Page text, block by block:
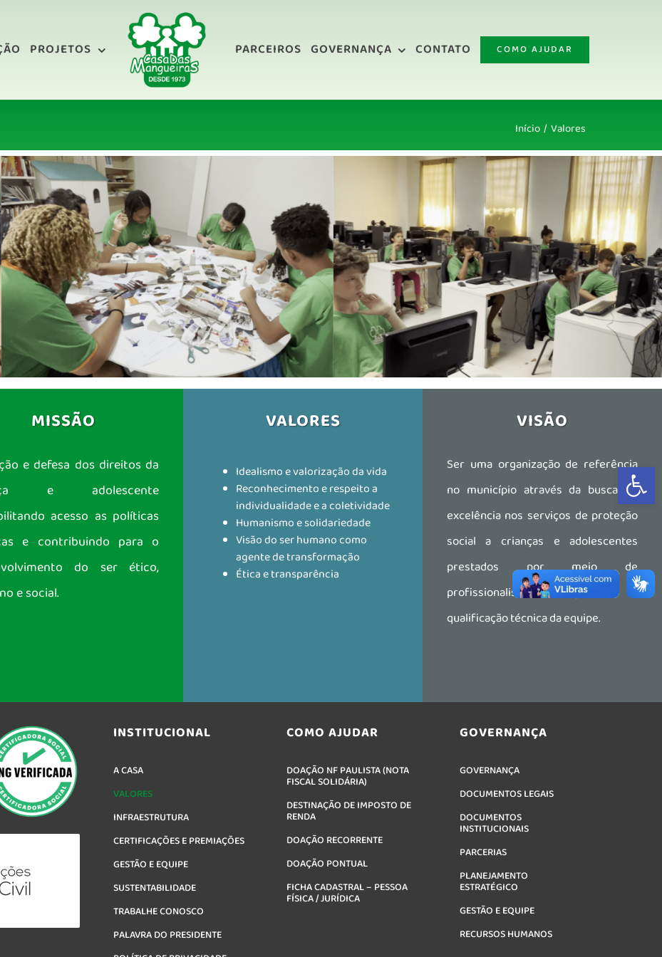
Abrir a
PROJETOS PARCEIROS GOVERNANÇA CONTATO COMO AJUDAR
Início Valores
MISSÃO
e defesa dos direitos da
e adolescente
acesso as políticas
e contribuindo para o
do ser ético,
e social.
VALORES
Idealismo e valorização da vida
Reconhecimento e respeito a
individualidade e a coletividade
Humanismo e solidariedade
Visão do ser humano como
agente de transformação
Ética e transparência
VISÃO
Ser uma organização de referência
no município através da busca de
excelência nos serviços de proteção
social a crianças e adolescentes
prestados por meio de
profissionalismo, planejamento e
qualificação técnica da equipe.
INSTITUCIONAL
A CASA
VALORES
INFRAESTRUTURA
CERTIFICAÇÕES E PREMIAÇÕES
GESTÃO E EQUIPE
SUSTENTABILIDADE
TRABALHE CONOSCO
PALAVRA DO PRESIDENTE
COMO AJUDAR
DOAÇÃO NF PAULISTA (NOTA
FISCAL SOLIDÁRIA)
DESTINAÇÃO DE IMPOSTO DE
RENDA
DOAÇÃO RECORRENTE
DOAÇÃO PONTUAL
FICHA CADASTRAL – PESSOA
FÍSICA / JURÍDICA
GOVERNANÇA
GOVERNANÇA
DOCUMENTOS LEGAIS
DOCUMENTOS
INSTITUCIONAIS
PARCERIAS
PLANEJAMENTO
ESTRATÉGICO
GESTÃO E EQUIPE
RECURSOS HUMANOS